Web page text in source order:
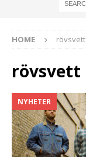
HOME rövsvett
rövsvett
NYHETER